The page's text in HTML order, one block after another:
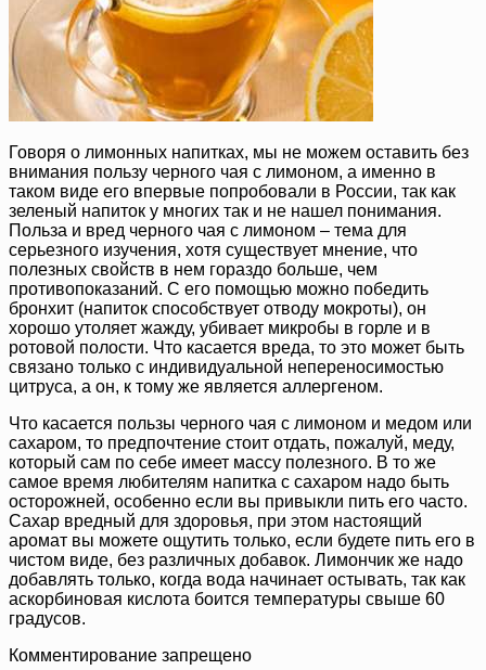
Говоря о лимонных напитках, мы не можем оставить без
внимания пользу черного чая с лимоном, а именно в
таком виде его впервые попробовали в России, так как
зеленый напиток у многих так и не нашел понимания.
Польза и вред черного чая с лимоном – тема для
серьезного изучения, хотя существует мнение, что
полезных свойств в нем гораздо больше, чем
противопоказаний. С его помощью можно победить
бронхит (напиток способствует отводу мокроты), он
хорошо утоляет жажду, убивает микробы в горле и в
ротовой полости. Что касается вреда, то это может быть
связано только с индивидуальной непереносимостью
цитруса, а он, к тому же является аллергеном.
Что касается пользы черного чая с лимоном и медом или
сахаром, то предпочтение стоит отдать, пожалуй, меду,
который сам по себе имеет массу полезного. В то же
самое время любителям напитка с сахаром надо быть
осторожней, особенно если вы привыкли пить его часто.
Сахар вредный для здоровья, при этом настоящий
аромат вы можете ощутить только, если будете пить его в
чистом виде, без различных добавок. Лимончик же надо
добавлять только, когда вода начинает остывать, так как
аскорбиновая кислота боится температуры свыше 60
градусов.
Комментирование запрещено